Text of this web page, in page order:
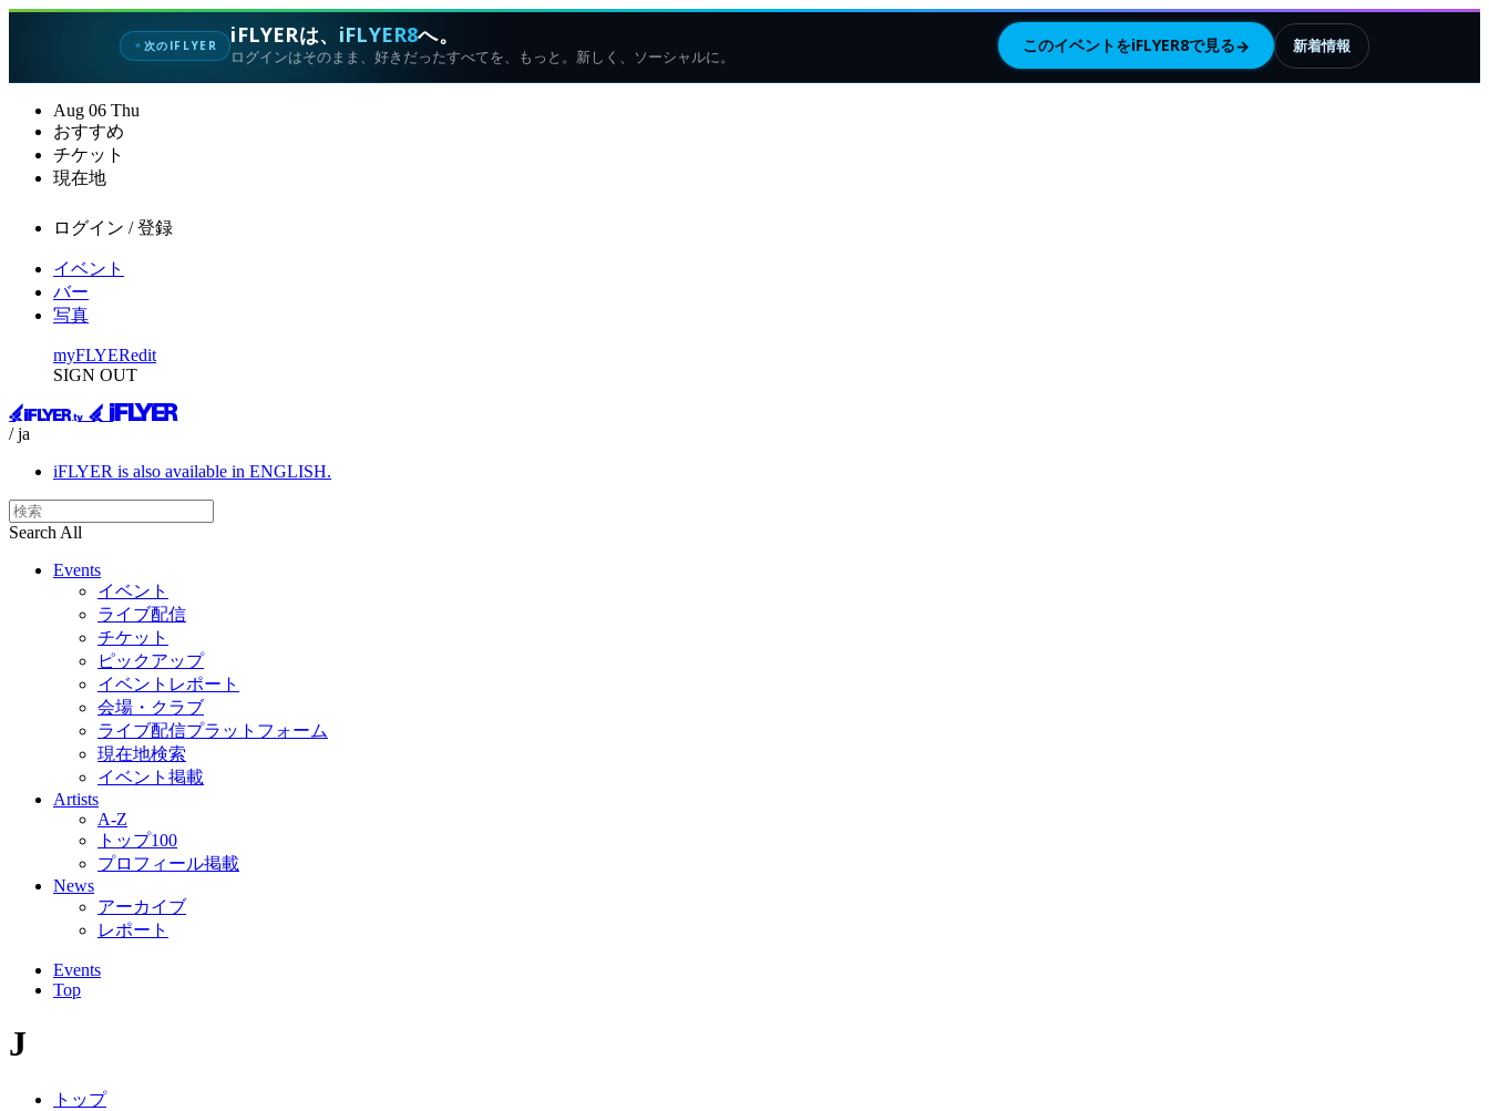
✦次のIFLYER iFLYERは、 iFLYER8へ。
ログインはそのまま、好きだったすべてを、もっと。新しく、ソーシャルに。
このイベントをiFLYER8で見る→ 新着情報
Aug 06 Thu
おすすめ
チケット
現在地
ログイン / 登録
イベント
バー
写真
myFLYERedit
SIGN OUT
/ ja
iFLYER is also available in ENGLISH.
Search All
Events
イベント
ライブ配信
チケット
ピックアップ
イベントレポート
会場・クラブ
ライブ配信プラットフォーム
現在地検索
イベント掲載
Artists
A-Z
トップ100
プロフィール掲載
News
アーカイブ
レポート
Events
Top
J
トップ